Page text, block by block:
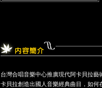
台灣合唱音樂中心推廣現代阿卡貝拉
卡貝拉創造出國人音樂經典曲目，如